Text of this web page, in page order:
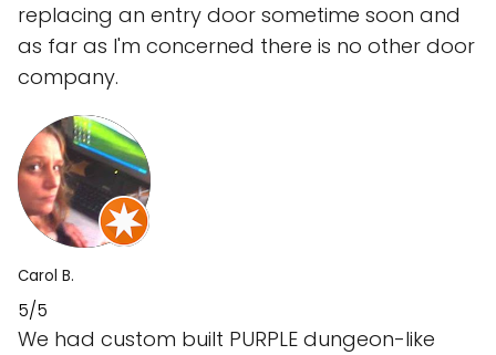
replacing an entry door sometime soon and
as far as I'm concerned there is no other door
company.
Carol B.
5/5
We had custom built PURPLE dungeon-like